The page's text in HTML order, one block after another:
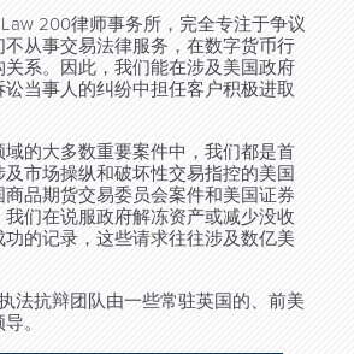
200律师事务所，完全专注于争议
从事交易法律服务，在数字货币行
系。因此，我们能在涉及美国政府
当事人的纠纷中担任客户积极进取
的大多数重要案件中，我们都是首
市场操纵和破坏性交易指控的美国
品期货交易委员会案件和美国证券
们在说服政府解冻资产或减少没收
的记录，这些请求往往涉及数亿美
法抗辩团队由一些常驻英国的、前美
。